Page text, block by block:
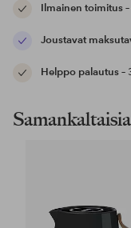
Ilmainen toimitus
Joustavat
Helppo palautus–